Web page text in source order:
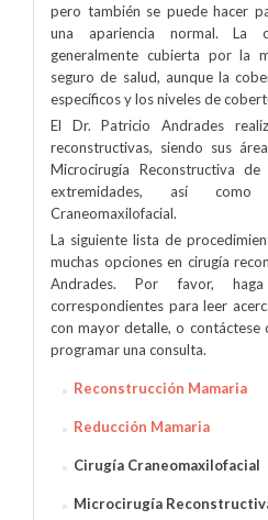
pero también se puede hacer
una apariencia normal. La
generalmente cubierta por la
seguro de salud, aunque la
específicos y los niveles de
El Dr. Patricio Andrades
reconstructivas, siendo sus
Microcirugía Reconstructiva
extremidades, así
Craneomaxilofacial.
La siguiente lista de
muchas opciones en cirugía
Andrades. Por favor,
correspondientes para leer
con mayor detalle, o contáctese
programar una consulta.
Reconstrucción Mamaria
Reducción Mamaria
Cirugía Craneomaxilofacial
Microcirugía